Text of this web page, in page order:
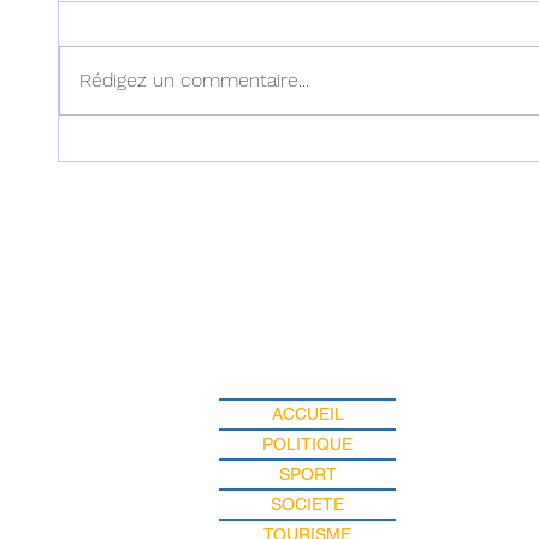
des mesures pour une
Rédigez un commentaire...
ACCUEIL
POLITIQUE
SPORT
SOCIETE
TOURISME